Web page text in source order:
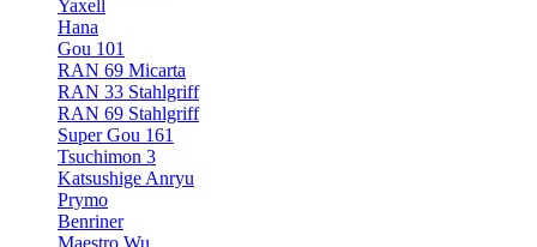
Yaxell
Hana
Gou 101
RAN 69 Micarta
RAN 33 Stahlgriff
RAN 69 Stahlgriff
Super Gou 161
Tsuchimon 3
Katsushige Anryu
Prymo
Benriner
Maestro Wu